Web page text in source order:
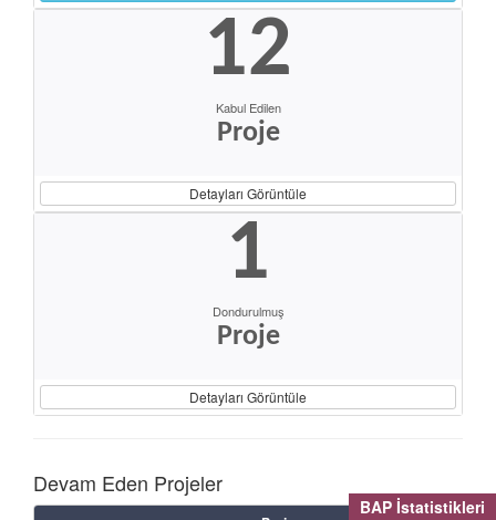
BAP İstatistikleri
12
Kabul Edilen
Proje
Detayları Görüntüle
1
Dondurulmuş
Proje
Detayları Görüntüle
Devam Eden Projeler